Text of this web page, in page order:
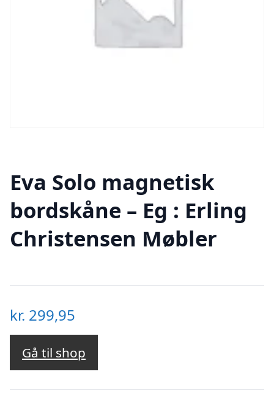
Eva Solo magnetisk
bordskåne – Eg : Erling
Christensen Møbler
kr. 299,95
Gå til shop